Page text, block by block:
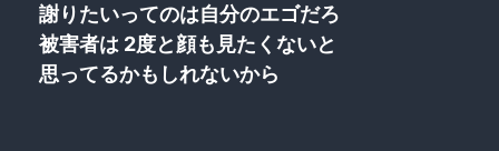
謝りたいってのは自分のエゴだろ
被害者は 2度と顔も見たくないと
思ってるかもしれないから